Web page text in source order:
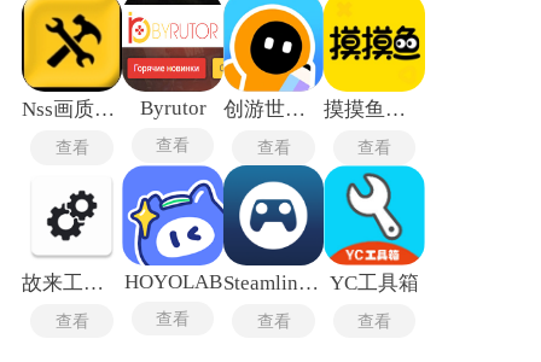
节，避免长时间游戏卡顿发烫。部分工具还提供 HDR 画质增
强，让场景光影更细腻，人物建模更立体。针对 MOBA、射击
类游戏设计的触控优化方案，支持多指操作映射、智能压枪曲
线、连招宏设置等进阶功能。。
Nss画质助手安卓版
查看
Byrutor
查看
创游世界正式版
查看
摸摸鱼手机版
查看
故来工具箱
查看
HOYOLAB
查看
Steamlink安卓版
查看
YC工具箱
查看